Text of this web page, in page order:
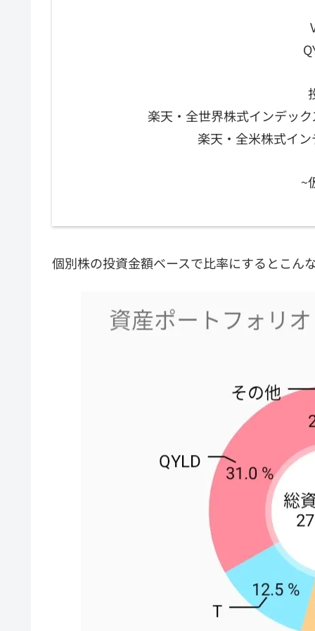
楽天・全世界株式インデッ
楽天・全米株式イ
~
個別株の投資金額ベースで比率にするとこん